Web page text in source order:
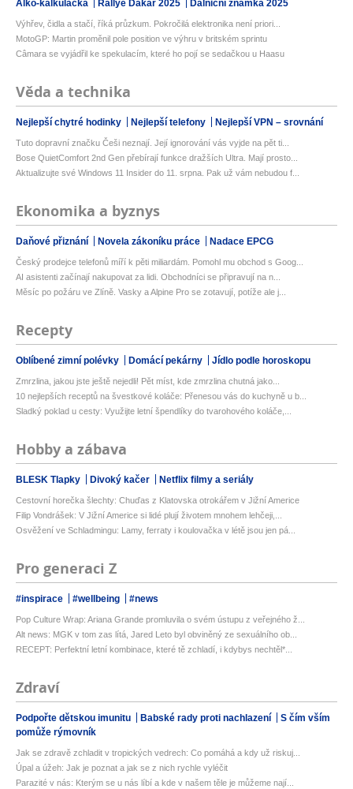
Alko-kalkulačka Rallye Dakar 2025 Dálniční známka 2025
Výhřev, čidla a stačí, říká průzkum. Pokročilá elektronika není priori...
MotoGP: Martin proměnil pole position ve výhru v britském sprintu
Câmara se vyjádřil ke spekulacím, které ho pojí se sedačkou u Haasu
Věda a technika
Nejlepší chytré hodinky Nejlepší telefony Nejlepší VPN – srovnání
Tuto dopravní značku Češi neznají. Její ignorování vás vyjde na pět ti...
Bose QuietComfort 2nd Gen přebírají funkce dražších Ultra. Mají prosto...
Aktualizujte své Windows 11 Insider do 11. srpna. Pak už vám nebudou f...
Ekonomika a byznys
Daňové přiznání Novela zákoníku práce Nadace EPCG
Český prodejce telefonů míří k pěti miliardám. Pomohl mu obchod s Goog...
AI asistenti začínají nakupovat za lidi. Obchodníci se připravují na n...
Měsíc po požáru ve Zlíně. Vasky a Alpine Pro se zotavují, potíže ale j...
Recepty
Oblíbené zimní polévky Domácí pekárny Jídlo podle horoskopu
Zmrzlina, jakou jste ještě nejedli! Pět míst, kde zmrzlina chutná jako...
10 nejlepších receptů na švestkové koláče: Přenesou vás do kuchyně u b...
Sladký poklad u cesty: Využijte letní špendlíky do tvarohového koláče,...
Hobby a zábava
BLESK Tlapky Divoký kačer Netflix filmy a seriály
Cestovní horečka šlechty: Chuďas z Klatovska otrokářem v Jižní Americe
Filip Vondrášek: V Jižní Americe si lidé plují životem mnohem lehčeji,...
Osvěžení ve Schladmingu: Lamy, ferraty i koulovačka v létě jsou jen pá...
Pro generaci Z
#inspirace #wellbeing #news
Pop Culture Wrap: Ariana Grande promluvila o svém ústupu z veřejného ž...
Alt news: MGK v tom zas lítá, Jared Leto byl obviněný ze sexuálního ob...
RECEPT: Perfektní letní kombinace, které tě zchladí, i kdybys nechtěl*...
Zdraví
Podpořte dětskou imunitu Babské rady proti nachlazení
S čím vším
pomůže rýmovník
Jak se zdravě zchladit v tropických vedrech: Co pomáhá a kdy už riskuj...
Úpal a úžeh: Jak je poznat a jak se z nich rychle vyléčit
Parazité v nás: Kterým se u nás líbí a kde v našem těle je můžeme nají...